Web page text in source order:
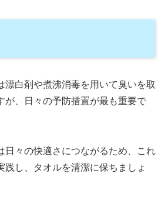
漂白剤や煮沸消毒を用いて臭いを取
が、日々の予防措置が最も重要で
日々の快適さにつながるため、これ
践し、タオルを清潔に保ちましょ